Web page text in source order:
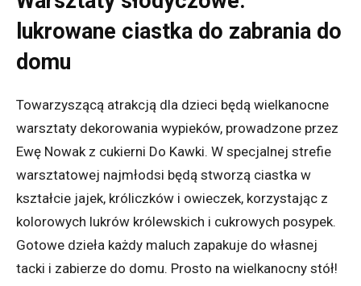
lukrowane ciastka do zabrania do
domu
Towarzyszącą atrakcją dla dzieci będą wielkanocne
warsztaty dekorowania wypieków, prowadzone przez
Ewę Nowak z cukierni Do Kawki. W specjalnej strefie
warsztatowej najmłodsi będą stworzą ciastka w
kształcie jajek, króliczków i owieczek, korzystając z
kolorowych lukrów królewskich i cukrowych posypek.
Gotowe dzieła każdy maluch zapakuje do własnej
tacki i zabierze do domu. Prosto na wielkanocny stół!